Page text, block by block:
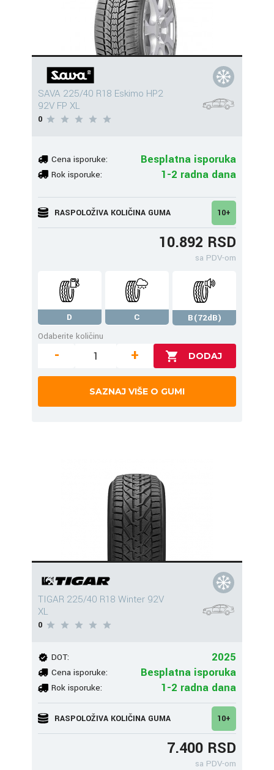
SAVA 225/40 R18 Eskimo HP2
92V FP XL
0
Cena isporuke: Besplatna isporuka
Rok isporuke: 1-2 radna dana
RASPOLOŽIVA KOLIČINA GUMA 10+
10.892 RSD
sa PDV-om
D C
B(72dB)
Odaberite količinu
- +
SAZNAJ VIŠE O GUMI
TIGAR 225/40 R18 Winter 92V
XL
0
DOT: 2025
Cena isporuke: Besplatna isporuka
Rok isporuke: 1-2 radna dana
RASPOLOŽIVA KOLIČINA GUMA 10+
7.400 RSD
sa PDV-om